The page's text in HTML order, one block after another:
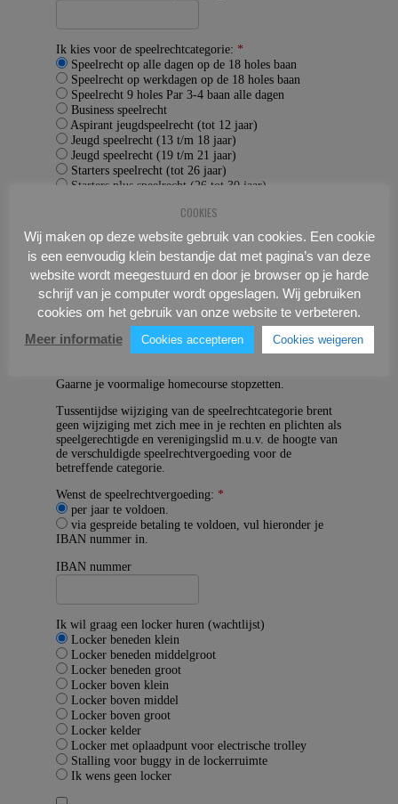
COOKIES
Wij maken op deze website gebruik van cookies. Een cookie
is een eenvoudig klein bestandje dat met pagina’s van deze
website wordt meegestuurd en door je browser op je harde
schrijf van je computer wordt opgeslagen. Wij gebruiken
cookies om het gebruik van onze website te verbeteren.
Meer informatie
Cookies accepteren Cookies weigeren